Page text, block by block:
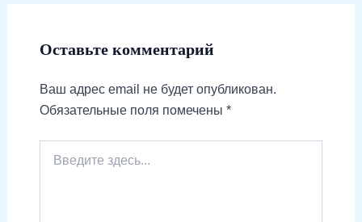
Оставьте комментарий
Ваш адрес email не будет опубликован.
Обязательные поля помечены *
здесь...